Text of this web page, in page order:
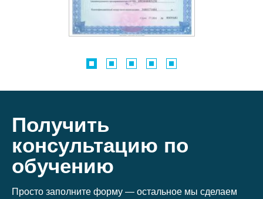
Получить
консультацию по
обучению
Просто заполните форму — остальное мы сделаем